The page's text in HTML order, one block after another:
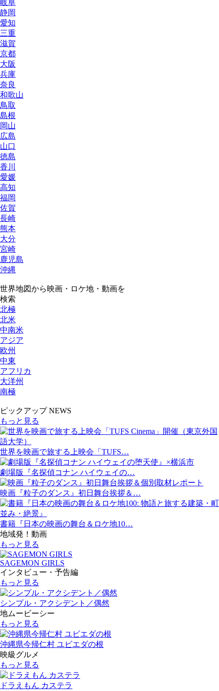
岐阜
静岡
愛知
三重
滋賀
京都
大阪
兵庫
奈良
和歌山
鳥取
島根
岡山
広島
山口
徳島
香川
愛媛
高知
福岡
佐賀
長崎
熊本
大分
宮崎
鹿児島
沖縄
世界地図から映画・ロケ地・動画を
検索
北極
北米
中南米
アジア
欧州
中東
アフリカ
大洋州
南極
ピックアップ NEWS
もっと見る
世界を映画で旅する上映会「TUFS…
劇場版『名探偵コナン ハイウェイの…
映画『粒子のダンス』初日舞台挨拶＆…
書籍『日本の映画の舞台＆ロケ地10…
地域発！動画
もっと見る
SAGEMON GIRLS
インタビュー・予告編
もっと見る
シンプル・アクシデント／偶然
地ムービーシー
もっと見る
沖縄県今帰仁村 ユビエダの根
映級グルメ
もっと見る
ドラえもん カステラ